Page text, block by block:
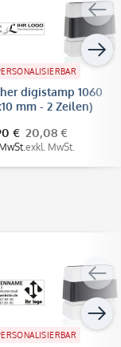
digistamp 1060
mm - 2 Zeilen)
€ 20,08 €
exkl. MwSt.